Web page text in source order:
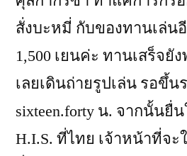
สั่งบะหมี่ กับของทานเล่น
1,500 เยนค่ะ ทานเสร็จยั
เลยเดินถ่ายรูปเล่น รอขึ้น
sixteen.forty น. จากนั้นยื่
H.I.S. ที่ไทย เจ้าหน้าที่จะ